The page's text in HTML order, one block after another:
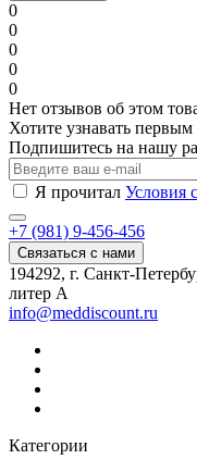
0
0
0
0
0
Нет отзывов об этом
Хотите узнавать
Подпишитесь на нашу
Я прочитал Условия
+7 (981) 9-456-456
Связаться с нами
194292, г. Санкт-
литер А
info@meddiscount.ru
Категории